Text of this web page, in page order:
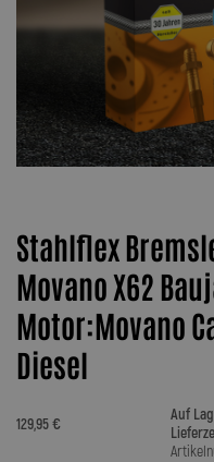
Stahlflex
Movano X62
Motor:Movano
Diesel
129,95 €
Auf